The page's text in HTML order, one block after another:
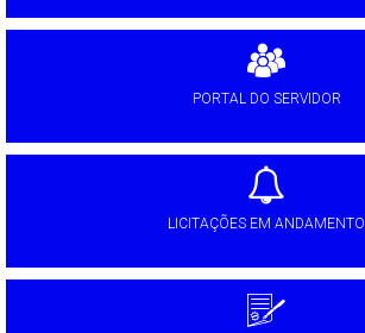
PORTAL DO SERVIDOR
LICITAÇÕES EM ANDAMENTO